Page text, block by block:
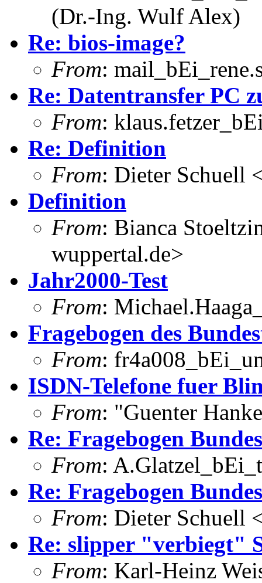
(Dr.-Ing. Wulf Alex)
Re: bios-image?
From:
Re: Datentransfer PC
From:
Re: Definition
From: Dieter Schuell
Definition
From: Bianca
wuppertal.de>
Jahr2000-Test
From:
Fragebogen des
From:
ISDN-Telefone fuer
From: "Guenter
Re: Fragebogen
From:
Re: Fragebogen
From: Dieter Schuell
Re: slipper "verbiegt"
From: Karl-Heinz